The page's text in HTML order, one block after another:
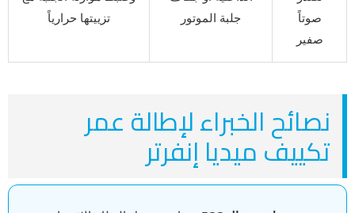
صوتاً
صفير
جلبة الموتور
تزييتها حرارياً
نصائح الخبراء لإطالة عمر
تكييف ميديا إنفرتر